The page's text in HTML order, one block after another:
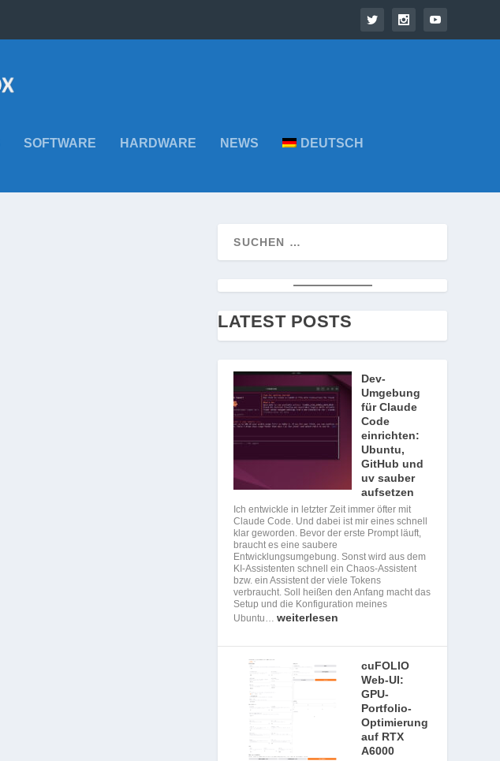
SOFTWARE HARDWARE NEWS DEUTSCH
LATEST POSTS
Dev-
Umgebung
für Claude
Code
einrichten:
Ubuntu,
GitHub und
uv sauber
aufsetzen
Ich entwickle in letzter Zeit immer öfter mit
Claude Code. Und dabei ist mir eines schnell
klar geworden. Bevor der erste Prompt läuft,
braucht es eine saubere
Entwicklungsumgebung. Sonst wird aus dem
KI-Assistenten schnell ein Chaos-Assistent
bzw. ein Assistent der viele Tokens
verbraucht. Soll heißen den Anfang macht das
Setup und die Konfiguration meines
Ubuntu…weiterlesen
cuFOLIO
Web-UI:
GPU-
Portfolio-
Optimierung
auf RTX
A6000